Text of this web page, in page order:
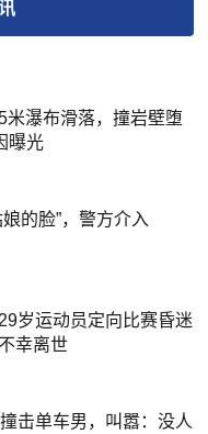
米瀑布滑落，撞岩壁堕
曝光
的脸”，警方介入
岁运动员定向比赛昏迷
幸离世
击单车男，叫嚣：没人